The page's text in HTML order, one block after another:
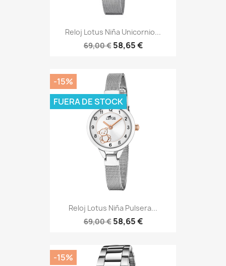
Reloj Lotus Niña Unicornio...
69,00 € 58,65 €
Reloj Lotus Niña Pulsera...
69,00 € 58,65 €
-15%
FUERA DE STOCK
-15%